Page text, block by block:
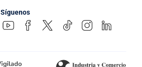
Síguenos